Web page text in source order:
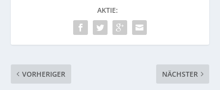
AKTIE:
VORHERIGER NÄCHSTER